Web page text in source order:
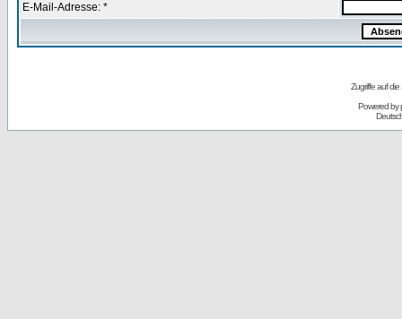
E-Mail-Adresse: *
Zugriffe auf
Powered by